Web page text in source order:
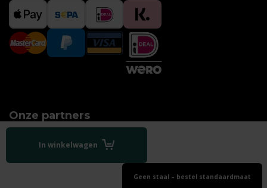
In winkelwagen
Geen staal – bestel standaardmaat
Onze partners